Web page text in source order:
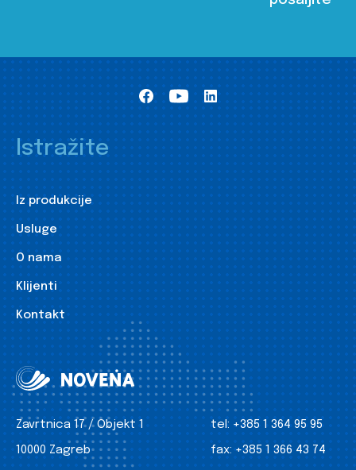
Istražite
Iz produkcije
Usluge
O nama
Klijenti
Kontakt
Zavrtnica 17 / Objekt 1
10000 Zagreb
tel: +385 1 364 95 95
fax: +385 1 366 43 74